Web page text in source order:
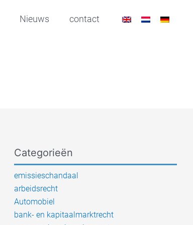
Nieuws contact
Categorieën
emissieschandaal
arbeidsrecht
Automobiel
bank- en kapitaalmarktrecht